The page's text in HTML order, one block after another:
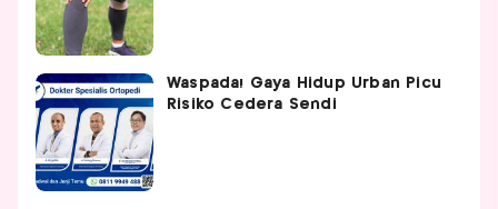
Waspada! Gaya Hidup Urban Picu
Risiko Cedera Sendi